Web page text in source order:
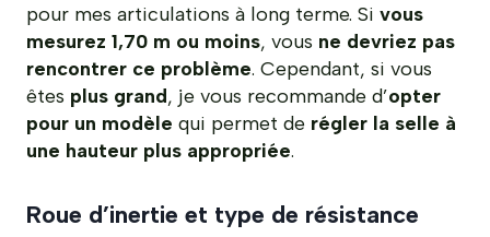
pour mes articulations à long terme. Si vous
mesurez 1,70 m ou moins, vous ne devriez pas
rencontrer ce problème. Cependant, si vous
êtes plus grand, je vous recommande d’opter
pour un modèle qui permet de régler la selle à
une hauteur plus appropriée.
Roue d’inertie et type de résistance